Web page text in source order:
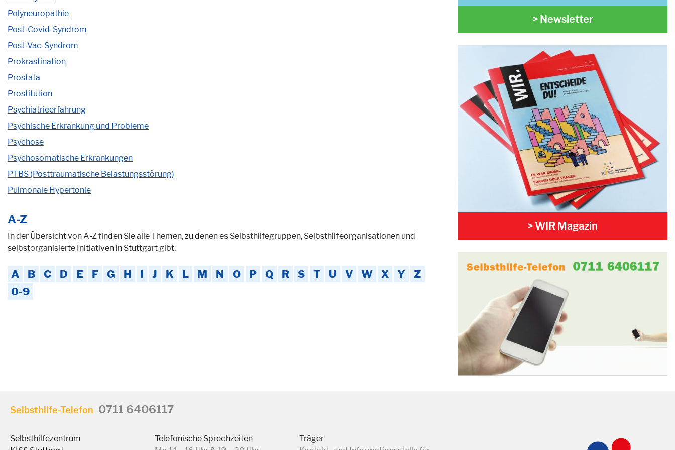
Polyneuropathie
Post-Covid-Syndrom
Post-Vac-Syndrom
Prokrastination
Prostata
Prostitution
Psychiatrieerfahrung
Psychische Erkrankung und Probleme
Psychose
Psychosomatische Erkrankungen
PTBS (Posttraumatische Belastungsstörung)
Pulmonale Hypertonie
A-Z
In der Übersicht von A-Z finden Sie alle Themen, zu denen es Selbsthilfegruppen, Selbsthilfeorganisationen und
selbstorganisierte Initiativen in Stuttgart gibt.
A B C D E F G H I J K L M N O P Q R S T U V W X Y
Z
0-9
> Newsletter
> WIR Magazin
Selbsthilfe-Telefon 0711 6406117
Selbsthilfezentrum
Telefonische Sprechzeiten
Träger